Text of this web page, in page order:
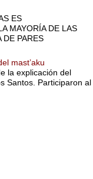
ES
MAYORÍA DE LAS
DE PARES
mast’aku
la explicación del
Santos. Participaron al